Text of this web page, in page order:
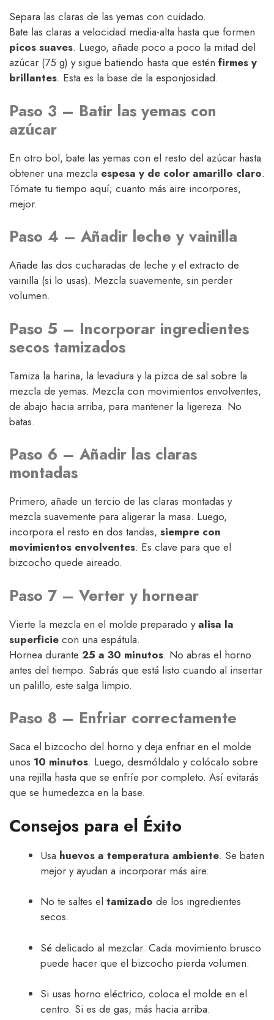
Separa las claras de las yemas con cuidado.
Bate las claras a velocidad media-alta hasta que formen
picos suaves. Luego, añade poco a poco la mitad del
azúcar (75 g) y sigue batiendo hasta que estén firmes y
brillantes. Esta es la base de la esponjosidad.
Paso 3 – Batir las yemas con
azúcar
En otro bol, bate las yemas con el resto del azúcar hasta
obtener una mezcla espesa y de color amarillo claro.
Tómate tu tiempo aquí; cuanto más aire incorpores,
mejor.
Paso 4 – Añadir leche y vainilla
Añade las dos cucharadas de leche y el extracto de
vainilla (si lo usas). Mezcla suavemente, sin perder
volumen.
Paso 5 – Incorporar ingredientes
secos tamizados
Tamiza la harina, la levadura y la pizca de sal sobre la
mezcla de yemas. Mezcla con movimientos envolventes,
de abajo hacia arriba, para mantener la ligereza. No
batas.
Paso 6 – Añadir las claras
montadas
Primero, añade un tercio de las claras montadas y
mezcla suavemente para aligerar la masa. Luego,
incorpora el resto en dos tandas, siempre con
movimientos envolventes. Es clave para que el
bizcocho quede aireado.
Paso 7 – Verter y hornear
Vierte la mezcla en el molde preparado yalisa la
superficie con una espátula.
Hornea durante 25 a 30 minutos. No abras el horno
antes del tiempo. Sabrás que está listo cuando al insertar
un palillo, este salga limpio.
Paso 8 – Enfriar correctamente
Saca el bizcocho del horno y deja enfriar en el molde
unos 10 minutos. Luego, desmóldalo y colócalo sobre
una rejilla hasta que se enfríe por completo. Así evitarás
que se humedezca en la base.
Consejos para el Éxito
Usa huevos a temperatura ambiente. Se baten
mejor y ayudan a incorporar más aire.
No te saltes el tamizado de los ingredientes
secos.
Sé delicado al mezclar. Cada movimiento brusco
puede hacer que el bizcocho pierda volumen.
Si usas horno eléctrico, coloca el molde en el
centro. Si es de gas, más hacia arriba.